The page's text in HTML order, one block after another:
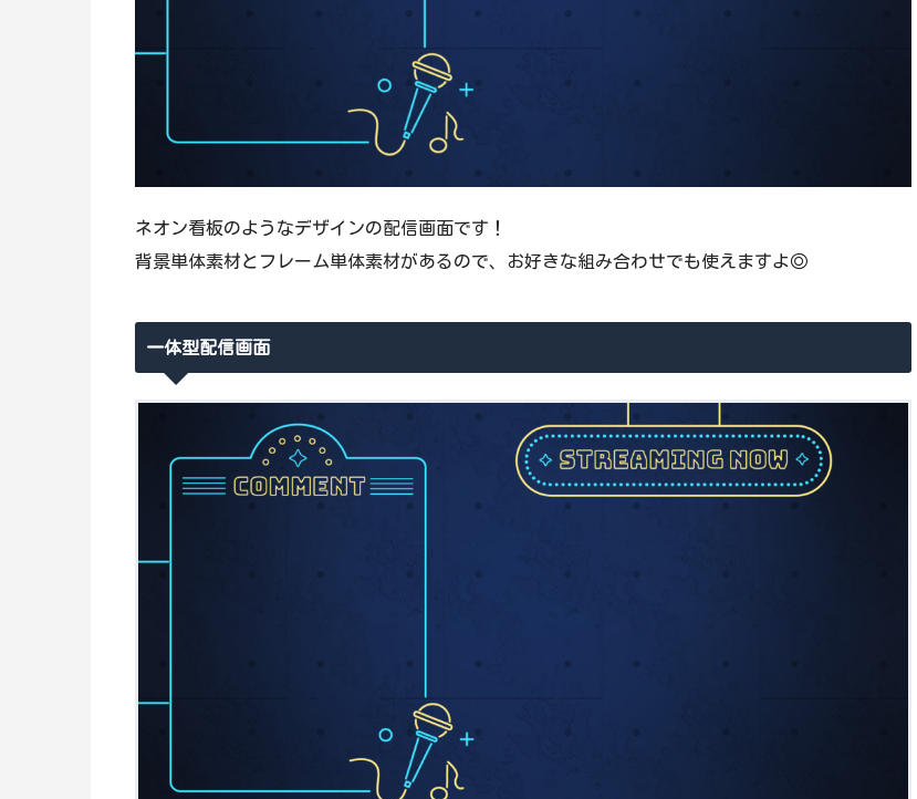
ネオン看板のようなデザインの配信画面です！
背景単体素材とフレーム単体素材があるので、お好きな組み合わせでも使えますよ◎
一体型配信画面